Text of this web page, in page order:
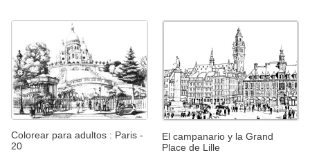
Colorear para adultos : Paris -
20
El campanario y la Grand
Place de Lille